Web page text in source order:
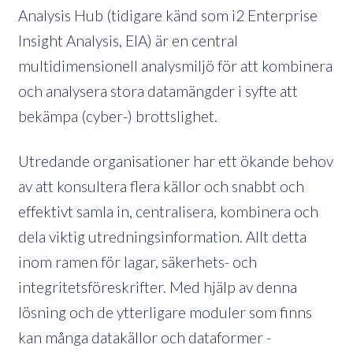
Analysis Hub (tidigare känd som i2 Enterprise
Insight Analysis, EIA) är en central
multidimensionell analysmiljö för att kombinera
och analysera stora datamängder i syfte att
bekämpa (cyber-) brottslighet.
Utredande organisationer har ett ökande behov
av att konsultera flera källor och snabbt och
effektivt samla in, centralisera, kombinera och
dela viktig utredningsinformation. Allt detta
inom ramen för lagar, säkerhets- och
integritetsföreskrifter. Med hjälp av denna
lösning och de ytterligare moduler som finns
kan många datakällor och dataformer -